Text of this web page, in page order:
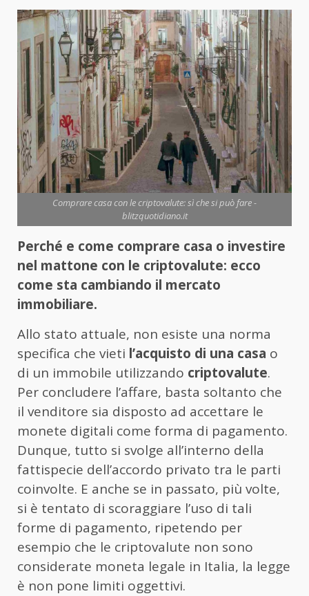
Comprare casa con le criptovalute: sì che si può fare -
blitzquotidiano.it
Perché e come comprare casa o investire
nel mattone con le criptovalute: ecco
come sta cambiando il mercato
immobiliare.
Allo stato attuale, non esiste una norma
specifica che vieti l’acquisto di una casa o
di un immobile utilizzando criptovalute.
Per concludere l’affare, basta soltanto che
il venditore sia disposto ad accettare le
monete digitali come forma di pagamento.
Dunque, tutto si svolge all’interno della
fattispecie dell’accordo privato tra le parti
coinvolte. E anche se in passato, più volte,
si è tentato di scoraggiare l’uso di tali
forme di pagamento, ripetendo per
esempio che le criptovalute non sono
considerate moneta legale in Italia, la legge
è non pone limiti oggettivi.